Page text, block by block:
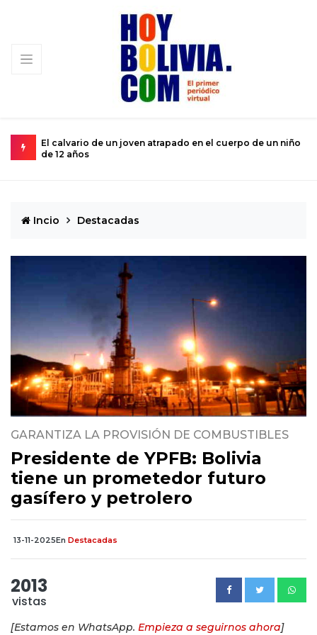
El calvario de un joven atrapado en el cuerpo de un niño
de 12 años
Incio Destacadas
GARANTIZA LA PROVISIÓN DE COMBUSTIBLES
Presidente de YPFB: Bolivia
tiene un prometedor futuro
gasífero y petrolero
13-11-2025En Destacadas
2013
vistas
[Estamos en WhatsApp. Empieza a seguirnos ahora]